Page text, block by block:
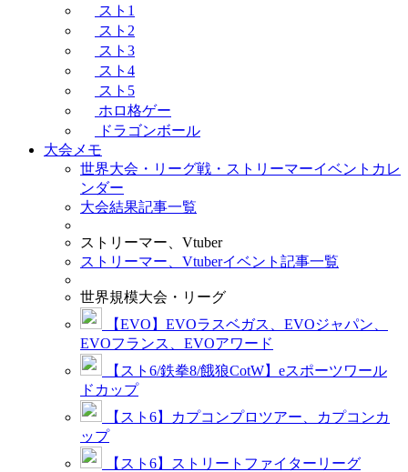
スト1
スト2
スト3
スト4
スト5
ホロ格ゲー
ドラゴンボール
大会メモ
世界大会・リーグ戦・ストリーマーイベントカレ
ンダー
大会結果記事一覧
ストリーマー、Vtuber
ストリーマー、Vtuberイベント記事一覧
世界規模大会・リーグ
【EVO】EVOラスベガス、EVOジャパン、
EVOフランス、EVOアワード
【スト6/鉄拳8/餓狼CotW】eスポーツワール
ドカップ
【スト6】カプコンプロツアー、カプコンカ
ップ
【スト6】ストリートファイターリーグ